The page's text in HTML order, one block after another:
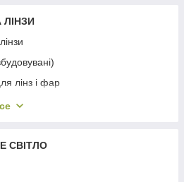
лінз і фар
фари (для вантажівок,
СВІТЛО